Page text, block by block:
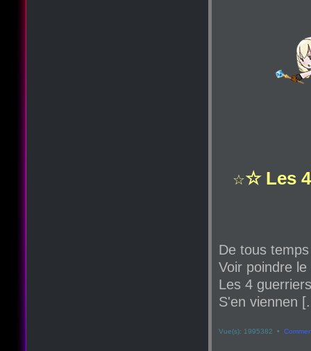
☆☆ Les
De tous
Voir poindre
Les 4
S'en viennen
Vue(s): 1995382 •